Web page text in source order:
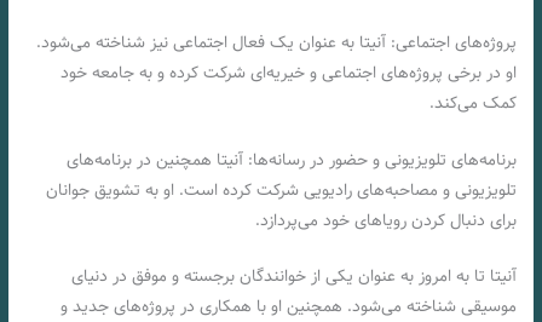
پروژه‌های اجتماعی: آنیتا به عنوان یک فعال اجتماعی نیز شناخته می‌شود.
او در برخی پروژه‌های اجتماعی و خیریه‌ای شرکت کرده و به جامعه خود
کمک می‌کند.
برنامه‌های تلویزیونی و حضور در رسانه‌ها: آنیتا همچنین در برنامه‌های
تلویزیونی و مصاحبه‌های رادیویی شرکت کرده است. او به تشویق جوانان
برای دنبال کردن رویاهای خود می‌پردازد.
آنیتا تا به امروز به عنوان یکی از خوانندگان برجسته و موفق در دنیای
موسیقی شناخته می‌شود. همچنین او با همکاری در پروژه‌های جدید و